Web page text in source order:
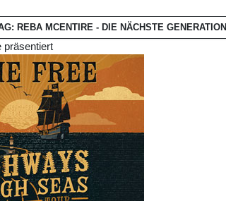
REBA MCENTIRE - DIE NÄCHSTE GENERATION
präsentiert